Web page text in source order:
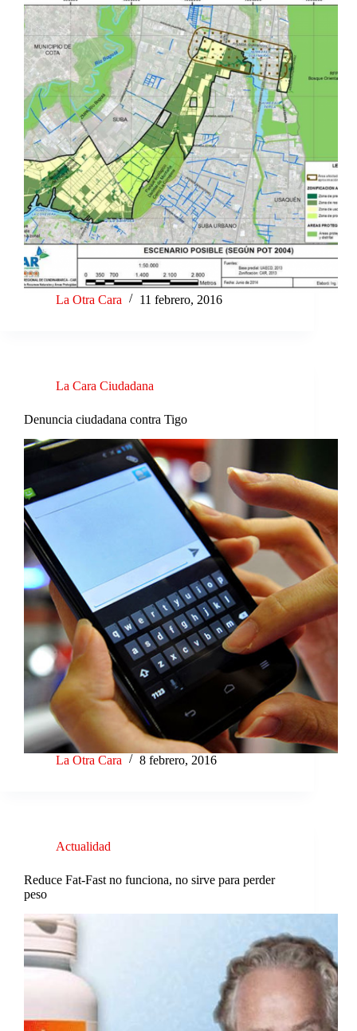
La Otra Cara 11 febrero, 2016
La Cara Ciudadana
Denuncia ciudadana contra Tigo
La Otra Cara 8 febrero, 2016
Actualidad
Reduce Fat-Fast no funciona, no sirve para perder
peso